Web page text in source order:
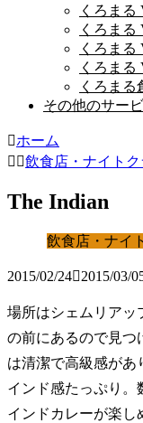
くろま
くろま
くろま
くろま
くろま
その他のサー
ホーム
飲食店・ナイト
The Indian
飲食店・ナイ
2015/02/24 2015/03/
場所はシェムリアッ
の前にあるので見つ
は清潔で高級感があ
インド感たっぷり。
インドカレーが楽し